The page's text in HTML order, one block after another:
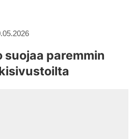
suojaa paremmin